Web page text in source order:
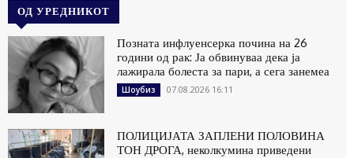
ОД УРЕДНИКОТ
Позната инфлуенсерка почина на 26
години од рак: Ја обвинуваа дека ја
лажирала болеста за пари, а сега занемеа
Шоубиз 07.08.2026 16:11
ПОЛИЦИЈАТА ЗАПЛЕНИ ПОЛОВИНА
ТОН ДРОГА, неколкумина приведени